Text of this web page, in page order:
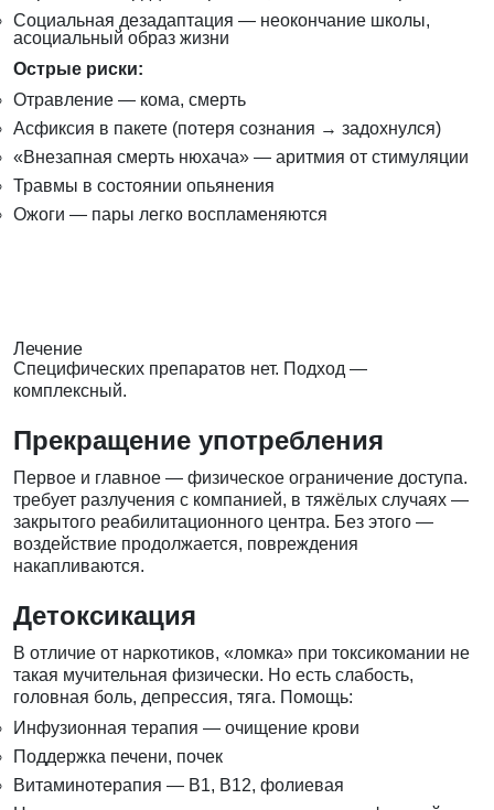
Социальная дезадаптация — неокончание школы,
асоциальный образ жизни
Острые риски:
Отравление — кома, смерть
Асфиксия в пакете (потеря сознания → задохнулся)
«Внезапная смерть нюхача» — аритмия от стимуляции
Травмы в состоянии опьянения
Ожоги — пары легко воспламеняются
Лечение
Специфических препаратов нет. Подход —
комплексный.
Прекращение употребления
Первое и главное — физическое ограничение доступа.
требует разлучения с компанией, в тяжёлых случаях —
закрытого реабилитационного центра. Без этого —
воздействие продолжается, повреждения
накапливаются.
Детоксикация
В отличие от наркотиков, «ломка» при токсикомании не
такая мучительная физически. Но есть слабость,
головная боль, депрессия, тяга. Помощь:
Инфузионная терапия — очищение крови
Поддержка печени, почек
Витаминотерапия — B1, B12, фолиевая